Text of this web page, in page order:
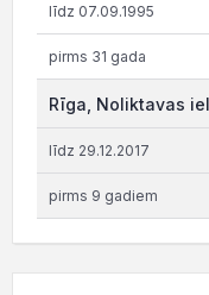
līdz 07.09.1995
pirms 31 gada
Rīga, Noliktavas
līdz 29.12.2017
pirms 9 gadiem